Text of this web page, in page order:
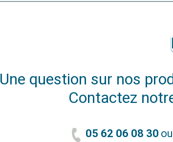
Une question sur nos
Contactez
05 62 06 08 30 ou